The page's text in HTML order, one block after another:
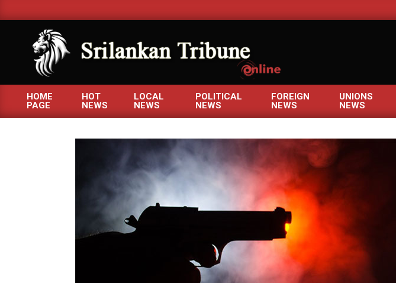
to
SRILANKANTRIBUNE.COM
HOME
PAGE
HOT
NEWS
LOCAL
NEWS
POLITICAL
NEWS
FOREIGN
NEWS
UNIONS
NEWS